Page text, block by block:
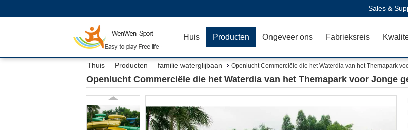
Sales &
Huis Producten Ongeveer ons Fabrieksreis
Thuis Producten familie waterglijbaan Openlucht Commerciële die het Waterdia van het Themapark
Openlucht Commerciële die het Waterdia van het Themapark voor Jonge